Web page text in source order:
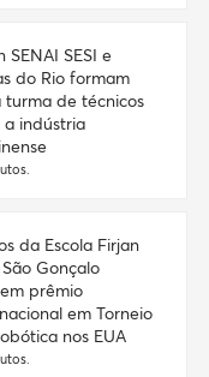
SENAI SESI e
do Rio formam
turma de técnicos
a indústria
da Escola Firjan
São Gonçalo
prêmio
em Torneio
nos EUA